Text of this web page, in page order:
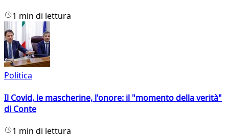
1 min di lettura
Politica
Il Covid, le mascherine, l'onore: il "momento della verità"
di Conte
1 min di lettura